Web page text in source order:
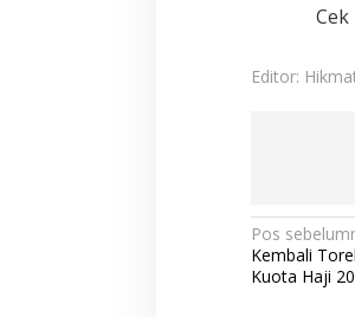
Editor:
N
a
Pos
Kembali
Kuota Haji